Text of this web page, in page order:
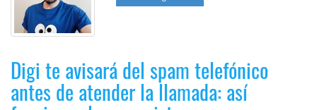
Digi te avisará del spam telefónico
antes de atender la llamada: así